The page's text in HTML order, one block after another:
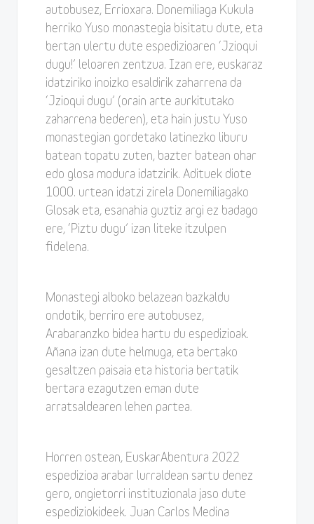
autobusez, Errioxara. Donemiliaga Kukula
herriko Yuso monastegia bisitatu dute, eta
bertan ulertu dute espedizioaren ‘Jzioqui
dugu!’ leloaren zentzua. Izan ere, euskaraz
idatziriko inoizko esaldirik zaharrena da
‘Jzioqui dugu’ (orain arte aurkitutako
zaharrena bederen), eta hain justu Yuso
monastegian gordetako latinezko liburu
batean topatu zuten, bazter batean ohar
edo glosa modura idatzirik. Adituek diote
1000. urtean idatzi zirela Donemiliagako
Glosak eta, esanahia guztiz argi ez badago
ere, ‘Piztu dugu’ izan liteke itzulpen
fidelena.
Monastegi alboko belazean bazkaldu
ondotik, berriro ere autobusez,
Arabaranzko bidea hartu du espedizioak.
Añana izan dute helmuga, eta bertako
gesaltzen paisaia eta historia bertatik
bertara ezagutzen eman dute
arratsaldearen lehen partea.
Horren ostean, EuskarAbentura 2022
espedizioa arabar lurraldean sartu denez
gero, ongietorri instituzionala jaso dute
espediziokideek. Juan Carlos Medina